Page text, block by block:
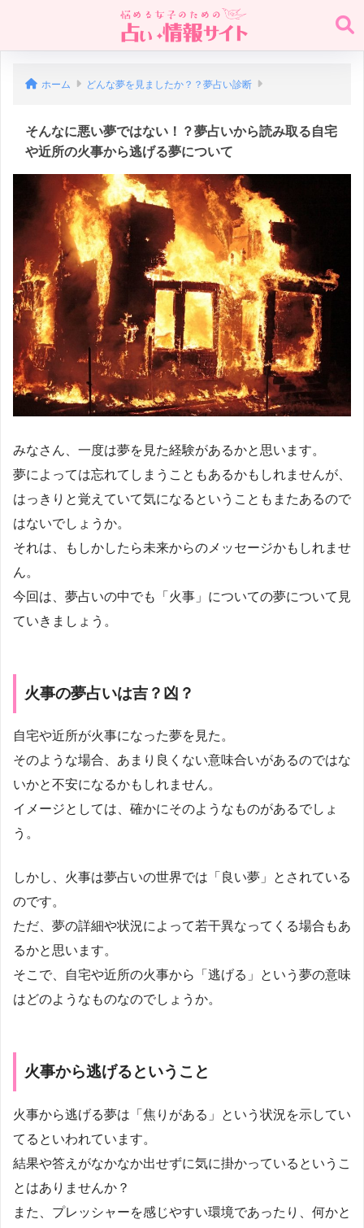
ホーム どんな夢を見ましたか？？夢占い診断
そんなに悪い夢ではない！？夢占いから読み取る自宅
や近所の火事から逃げる夢について
みなさん、一度は夢を見た経験があるかと思います。
夢によっては忘れてしまうこともあるかもしれませんが、
はっきりと覚えていて気になるということもまたあるので
はないでしょうか。
それは、もしかしたら未来からのメッセージかもしれませ
ん。
今回は、夢占いの中でも「火事」についての夢について見
ていきましょう。
火事の夢占いは吉？凶？
自宅や近所が火事になった夢を見た。
そのような場合、あまり良くない意味合いがあるのではな
いかと不安になるかもしれません。
イメージとしては、確かにそのようなものがあるでしょ
う。
しかし、火事は夢占いの世界では「良い夢」とされている
のです。
ただ、夢の詳細や状況によって若干異なってくる場合もあ
るかと思います。
そこで、自宅や近所の火事から「逃げる」という夢の意味
はどのようなものなのでしょうか。
火事から逃げるということ
火事から逃げる夢は「焦りがある」という状況を示してい
てるといわれています。
結果や答えがなかなか出せずに気に掛かっているというこ
とはありませんか？
また、プレッシャーを感じやすい環境であったり、何かと